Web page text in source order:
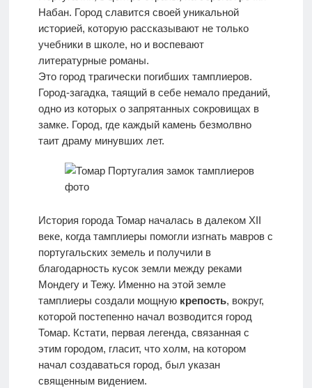
Набан. Город славится своей уникальной
историей, которую рассказывают не только
учебники в школе, но и воспевают
литературные романы.
Это город трагически погибших тамплиеров.
Город-загадка, таящий в себе немало преданий,
одно из которых о запрятанных сокровищах в
замке. Город, где каждый камень безмолвно
таит драму минувших лет.
История города Томар началась в далеком XII
веке, когда тамплиеры помогли изгнать мавров с
португальских земель и получили в
благодарность кусок земли между реками
Мондегу и Тежу. Именно на этой земле
тамплиеры создали мощную крепость, вокруг,
которой постепенно начал возводится город
Томар. Кстати, первая легенда, связанная с
этим городом, гласит, что холм, на котором
начал создаваться город, был указан
священным видением.